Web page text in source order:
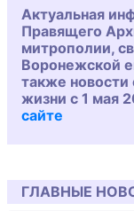
Актуальная
Правящего
митрополии,
Воронежской
также новости
жизни с 1 мая
сайте
ГЛАВНЫЕ